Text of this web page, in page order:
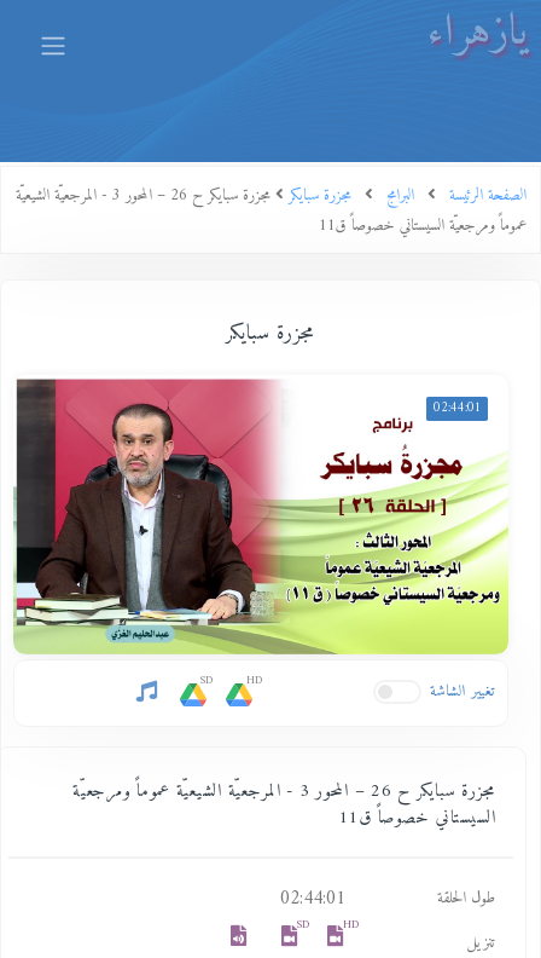
يازهراء
الصفحة الرئيسة البرامج مجزرة سبايكر
مجزرة سبايكر ح 26 – المحور 3 - المرجعيّة الشيعيّة
عموماً ومرجعيّة السيستاني خصوصاً ق11
مجزرة سبايكر
02:44:01
تغيير الشاشة HD
SD
مجزرة سبايكر ح 26 – المحور 3 - المرجعيّة الشيعيّة عموماً ومرجعيّة
السيستاني خصوصاً ق11
طول الحلقة 02:44:01
تنزيل
HD
SD